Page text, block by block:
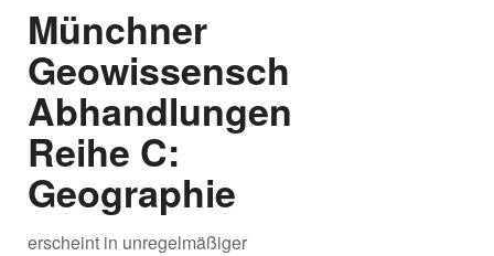
Münchner
Geowissenschaftliche
Abhandlungen
Reihe C:
Geographie
erscheint in unregelmäßiger